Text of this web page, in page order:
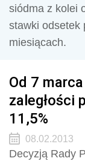
siódma z kolei
stawki odsetek
miesiącach.
Od 7
zaległości
11,5%
08.02.2013
Decyzją Rady